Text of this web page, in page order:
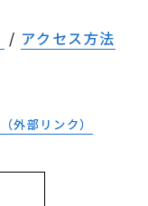
/ アクセス方法
（外部リンク）